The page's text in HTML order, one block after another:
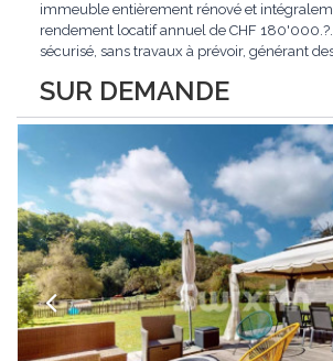
SUR DEMANDE
immeuble entièrement rénové et
rendement locatif annuel de CHF
sécurisé, sans travaux à prévoir, générant
d'informations ou recevoir le dossier.